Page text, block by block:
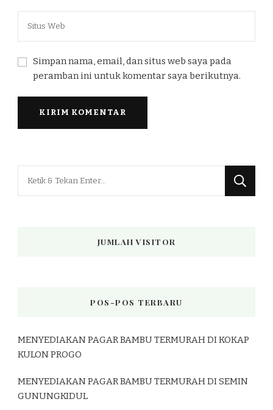
Simpan nama, email, dan situs web saya pada
peramban ini untuk komentar saya berikutnya.
JUMLAH VISITOR
POS-POS TERBARU
MENYEDIAKAN PAGAR BAMBU TERMURAH DI KOKAP
KULON PROGO
MENYEDIAKAN PAGAR BAMBU TERMURAH DI SEMIN
GUNUNGKIDUL